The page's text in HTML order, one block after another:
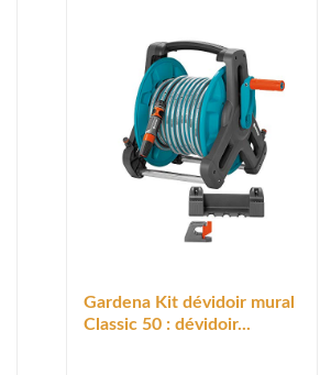
Gardena Kit dévidoir mural
Classic 50 : dévidoir...